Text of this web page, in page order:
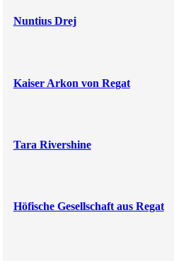
Nuntius Drej
Kaiser Arkon von Regat
Tara Rivershine
Höfische Gesellschaft aus Regat